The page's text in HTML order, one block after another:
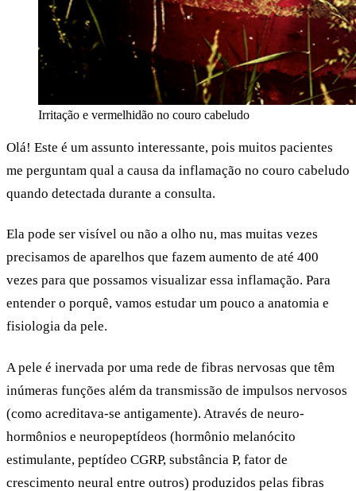
Irritação e vermelhidão no couro cabeludo
Olá! Este é um assunto interessante, pois muitos pacientes
me perguntam qual a causa da inflamação no couro cabeludo
quando detectada durante a consulta.
Ela pode ser visível ou não a olho nu, mas muitas vezes
precisamos de aparelhos que fazem aumento de até 400
vezes para que possamos visualizar essa inflamação. Para
entender o porquê, vamos estudar um pouco a anatomia e
fisiologia da pele.
A pele é inervada por uma rede de fibras nervosas que têm
inúmeras funções além da transmissão de impulsos nervosos
(como acreditava-se antigamente). Através de neuro-
hormônios e neuropeptídeos (hormônio melanócito
estimulante, peptídeo CGRP, substância P, fator de
crescimento neural entre outros) produzidos pelas fibras